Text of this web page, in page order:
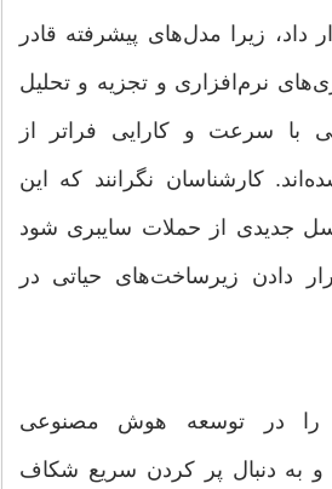
زیرا مدل‌های پیشرفته قادر
نرم‌افزاری و تجزیه و تحلیل
با سرعت و کارایی فراتر از
کارشناسان نگرانند که این
جدیدی از حملات سایبری شود
دادن زیرساخت‌های حیاتی در
را در توسعه هوش مصنوعی
و به دنبال پر کردن سریع شکاف